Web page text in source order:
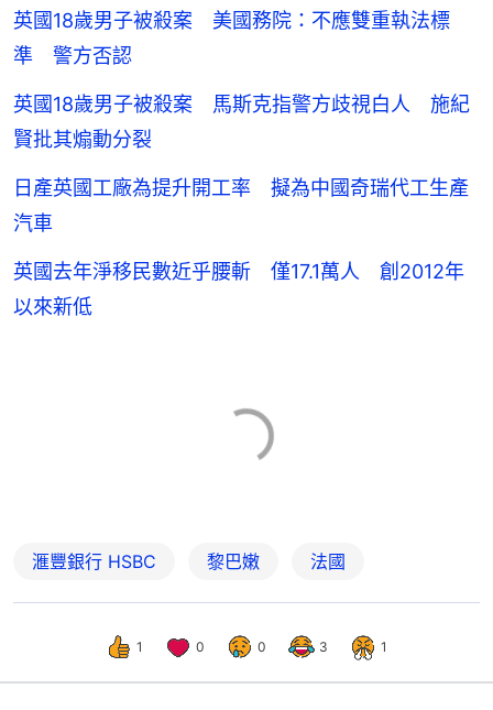
英國18歲男子被殺案 美國務院：不應雙重執法標
準 警方否認
英國18歲男子被殺案 馬斯克指警方歧視白人 施紀
賢批其煽動分裂
日產英國工廠為提升開工率 擬為中國奇瑞代工生產
汽車
英國去年淨移民數近乎腰斬 僅17.1萬人 創2012年
以來新低
滙豐銀行 HSBC 黎巴嫩 法國
1 0 0 3 1